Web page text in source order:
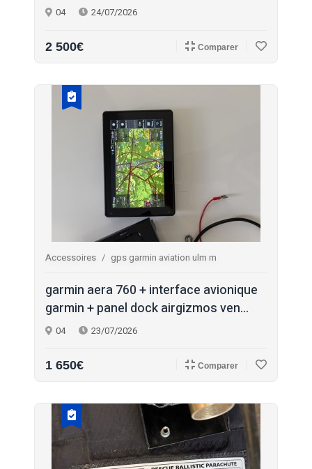
04 24/07/2026
2 500€ Comparer
Accessoires gps garmin aviation ulm m
garmin aera 760 + interface avionique
garmin + panel dock airgizmos ven...
04 23/07/2026
1 650€ Comparer